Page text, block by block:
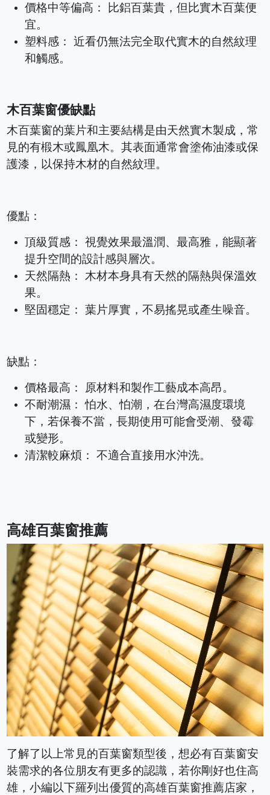
價格中等偏高： 比鋁百葉貴，但比實木百葉便
宜。
塑料感： 近看仍無法完全取代實木的自然紋理
和觸感。
木百葉窗優缺點
木百葉窗的葉片和主要結構是由天然實木製成，常
見的有椴木或鳳凰木。其表面通常會塗佈油漆或保
護漆，以保持木材的自然紋理。
優點：
頂級質感： 視覺效果最溫潤、最高雅，能顯著
提升空間的設計感與層次。
天然隔熱： 木材本身具有天然的隔熱與保溫效
果。
堅固穩定： 葉片厚實，不易搖晃或產生噪音。
缺點：
價格最高： 原材料和製作工藝成本高昂。
不耐潮濕： 怕水、怕潮，在台灣高濕度環境
下，若保養不當，長期使用可能會受潮、發霉
或變形。
清潔較麻煩： 不適合直接用水沖洗。
高雄百葉窗推薦
了解了以上常見的百葉窗類型後，想必有百葉窗安
裝需求的各位朋友有更多的認識，若你剛好也住高
雄，小編以下羅列出優質的高雄百葉窗推薦店家，